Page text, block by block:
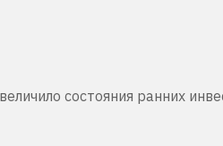
состояния ранних